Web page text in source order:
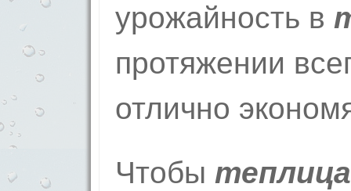
урожайность в
протяжении
отлично
Чтобы теплица